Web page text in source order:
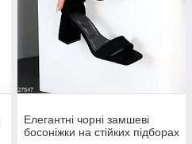
Елегантні чорні замшеві
босоніжки на стійких підборах